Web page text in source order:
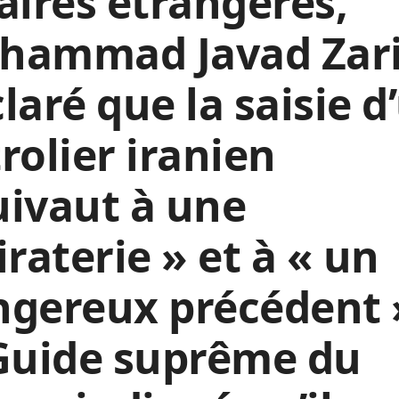
Javad
que la saisie
iranien
à une
» et à « un
précédent
suprême du